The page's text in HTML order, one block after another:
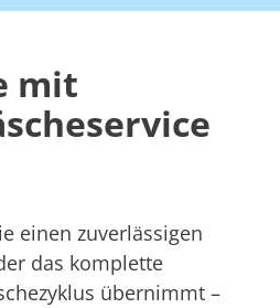
mit
einen zuverlässigen
das komplette
übernimmt –